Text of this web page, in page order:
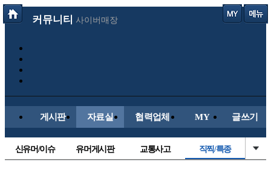
커뮤니티 사이버매장
게시판 자료실 협력업체 MY 글쓰기
신유머/이슈 유머게시판 교통사고 직찍/특종